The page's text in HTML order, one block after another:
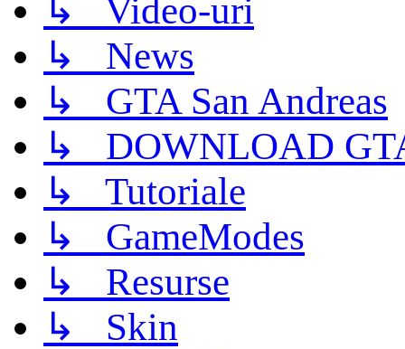
↳ Video-uri
↳ News
↳ GTA San Andreas
↳ DOWNLOAD
↳ Tutoriale
↳ GameModes
↳ Resurse
↳ Skin